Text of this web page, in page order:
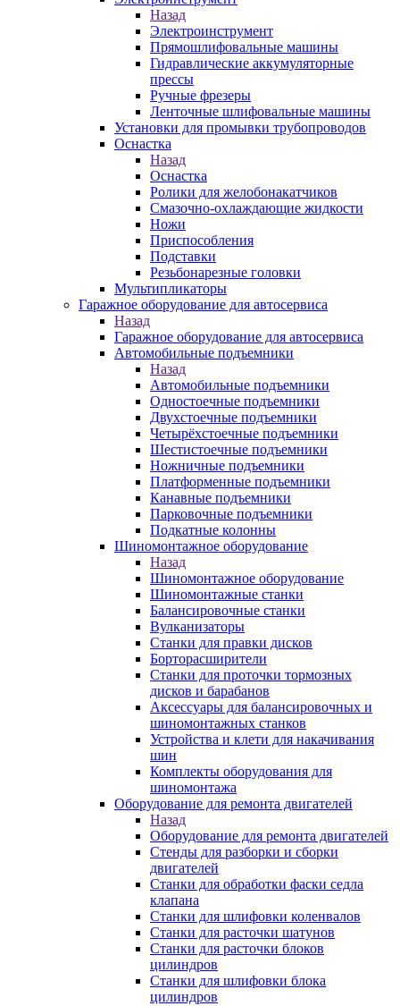
Назад
Электроинструмент
Прямошлифовальные машины
Гидравлические аккумуляторные
прессы
Ручные фрезеры
Ленточные шлифовальные машины
Установки для промывки трубопроводов
Оснастка
Назад
Оснастка
Ролики для желобонакатчиков
Смазочно-охлаждающие жидкости
Ножи
Приспособления
Подставки
Резьбонарезные головки
Мультипликаторы
Гаражное оборудование для автосервиса
Назад
Гаражное оборудование для автосервиса
Автомобильные подъемники
Назад
Автомобильные подъемники
Одностоечные подъемники
Двухстоечные подъемники
Четырёхстоечные подъемники
Шестистоечные подъемники
Ножничные подъемники
Платформенные подъемники
Канавные подъемники
Парковочные подъемники
Подкатные колонны
Шиномонтажное оборудование
Назад
Шиномонтажное оборудование
Шиномонтажные станки
Балансировочные станки
Вулканизаторы
Станки для правки дисков
Борторасширители
Станки для проточки тормозных
дисков и барабанов
Аксессуары для балансировочных и
шиномонтажных станков
Устройства и клети для накачивания
шин
Комплекты оборудования для
шиномонтажа
Оборудование для ремонта двигателей
Назад
Оборудование для ремонта двигателей
Стенды для разборки и сборки
двигателей
Станки для обработки фаски седла
клапана
Станки для шлифовки коленвалов
Станки для расточки шатунов
Станки для расточки блоков
цилиндров
Станки для шлифовки блока
цилиндров